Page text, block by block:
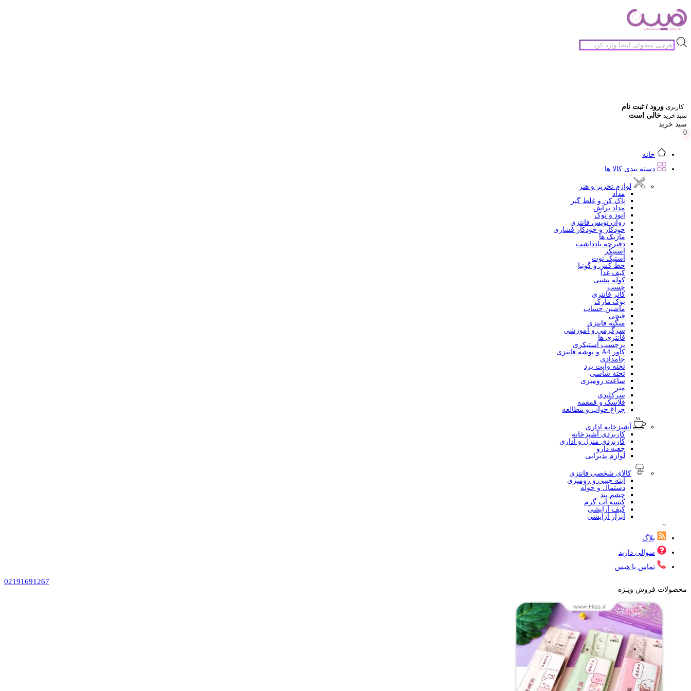
جستجوی
محصولات
کاربری ورود / ثبت نام
سبد خرید خالی است
سبد خرید
0
خانه
دسته بندی کالا ها
لوازم تحریر و هنر
مداد
پاک کن و غلط گیر
مداد تراش
اتود و نوک
روان نویس فانتزی
خودکار و خودکار فشاری
ماژیک ها
دفترچه یادداشت
استیکر
استیک نوت
خط کش و گونیا
کیف غذا
کوله پشتی
چسب
کاتر فانتزی
بوک مارک
ماشین حساب
قیچی
منگنه فانتزی
سرگرمی و آموزشی
فانتزی ها
برچسب استیکری
کاور A4 و پوشه فانتزی
جامدادی
تخته وایت برد
تخته شاسی
ساعت رومیزی
متر
سرکلیدی
فلاسک و قمقمه
چراغ خواب و مطالعه
آشپزخانه اداری
کاربردی آشپزخانه
کاربردی منزل و اداری
جعبه دارو
لوازم پذیرایی
کالای شخصی فانتزی
آینه جیبی و رومیزی
دستمال و حوله
چشم بند
کیسه آب گرم
کیف آرایشی
ابزار آرایشی
بلاگ
سوالی دارید
تماس با هیس
02191691267
محصولات فروش ویـژه